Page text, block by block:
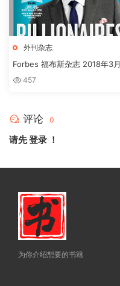
外刊杂志
Forbes 福布斯杂志 2018年3月
刊下载
457
评论 0
请先登录 ！
为你介绍想要的书籍